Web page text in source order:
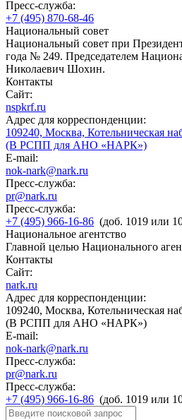
Пресс-служба:
+7 (495) 870-68-46
Национальный совет
Национальный совет при
года № 249. Председателем
Николаевич Шохин.
Контакты
Сайт:
nspkrf.ru
Адрес для корреспонденции:
109240, Москва, Котельническая
(В РСПП для АНО «НАРК»)
E-mail:
nok-nark@nark.ru
Пресс-служба:
pr@nark.ru
Пресс-служба:
+7 (495) 966-16-86 (доб. 1019 или
Национальное агентство
Главной целью Национального
Контакты
Сайт:
nark.ru
Адрес для корреспонденции:
109240, Москва, Котельническая
(В РСПП для АНО «НАРК»)
E-mail:
nok-nark@nark.ru
Пресс-служба:
pr@nark.ru
Пресс-служба:
+7 (495) 966-16-86 (доб. 1019 или